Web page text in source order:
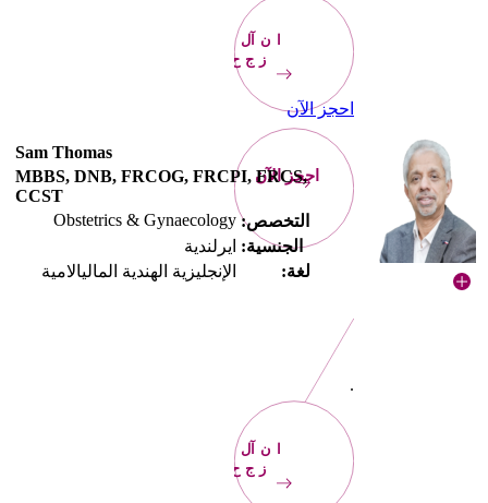
احجز
الآن
احجز الآن
احجز الآن
Sam Thomas
MBBS, DNB, FRCOG, FRCPI, FRCS,
CCST
التخصص: Obstetrics & Gynaecology
الجنسية: ايرلندية
لغة:
الإنجليزية الهندية الماليالامية
.
احجز
الآن